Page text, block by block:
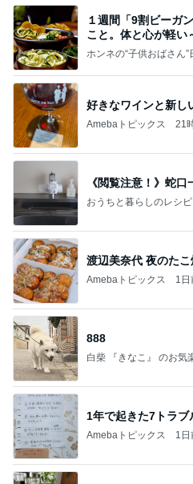
１週間「9割ビーガ
こと。体と心が軽い
ホンネの“子供おばさん
好きなワインと新し
Amebaトピックス 21
《閲覧注意！》蛇口
おうちと暮らしのレシ
渡辺美奈代 夜のた
Amebaトピックス 1日
888
白柴 『きなこ』 のお気
1年で起きた7トラブ
Amebaトピックス 1日